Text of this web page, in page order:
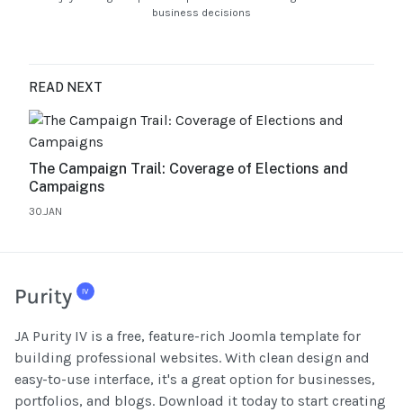
business decisions
READ NEXT
The Campaign Trail: Coverage of Elections and
Campaigns
30.JAN
JA Purity IV is a free, feature-rich Joomla template for
building professional websites. With clean design and
easy-to-use interface, it's a great option for businesses,
portfolios, and blogs. Download it today to start creating